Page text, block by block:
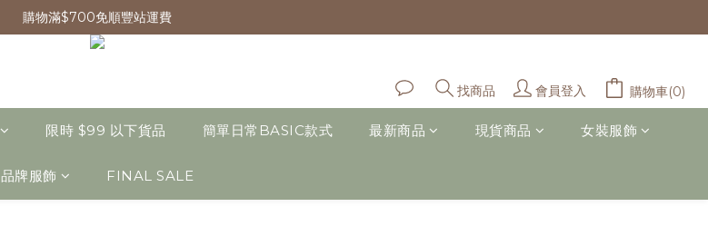
購物滿$700免順豐站運費
找商品 會員登入 購物車(0)
限時 $99 以下貨品 簡單日常BASIC款式 最新商品 現貨商品 女裝服飾
品牌服飾 FINAL SALE